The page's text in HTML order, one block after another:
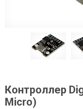
Контроллер
Micro)